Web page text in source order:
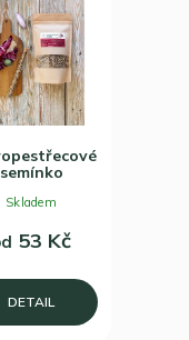
semínko
53 Kč
DETAIL
Skladem